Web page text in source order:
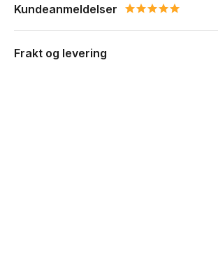
Kundeanmeldelser 5.0 star rating
Frakt og levering